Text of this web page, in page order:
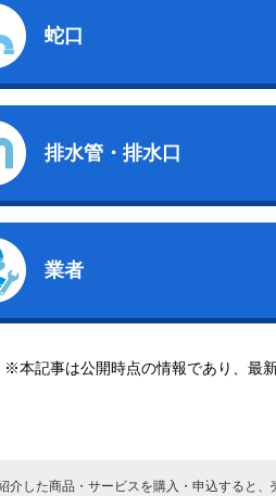
蛇口
排水管・排水口
業者
※本記事は公開時点の情報であり、最
介した商品・サービスを購入・申込すると